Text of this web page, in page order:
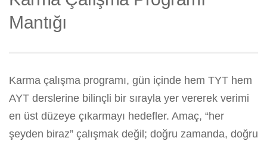
Mantığı
Karma çalışma programı, gün içinde hem TYT hem
AYT derslerine bilinçli bir sırayla yer vererek verimi
en üst düzeye çıkarmayı hedefler. Amaç, “her
şeyden biraz” çalışmak değil; doğru zamanda, doğru